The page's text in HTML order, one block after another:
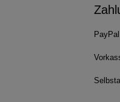
PayPal